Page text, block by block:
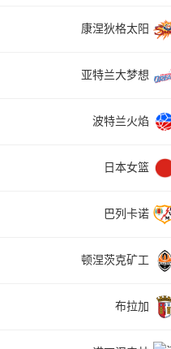
康涅狄格太阳
亚特兰大梦想
波特兰火焰
日本女篮
巴列卡诺
顿涅茨克矿工
布拉加